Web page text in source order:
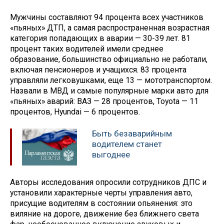
Мужчины составляют 94 процента всех участников
«пьяных» ДТП, а самая распространенная возрастная
категория попадающих в аварии — 30-39 лет. 81
процент таких водителей имели среднее
образование, большинство официально не работали,
включая пенсионеров и учащихся. 83 процента
управляли легковушками, еще 13 — мототранспортом.
Назвали в МВД и самые популярные марки авто для
«пьяных» аварий: ВАЗ — 28 процентов, Toyota — 11
процентов, Hyundai — 6 процентов.
Быть безаварийным
водителем станет
выгоднее
Авторы исследования опросили сотрудников ДПС и
установили характерные черты управления авто,
присущие водителям в состоянии опьянения: это
виляние на дороге, движение без ближнего света